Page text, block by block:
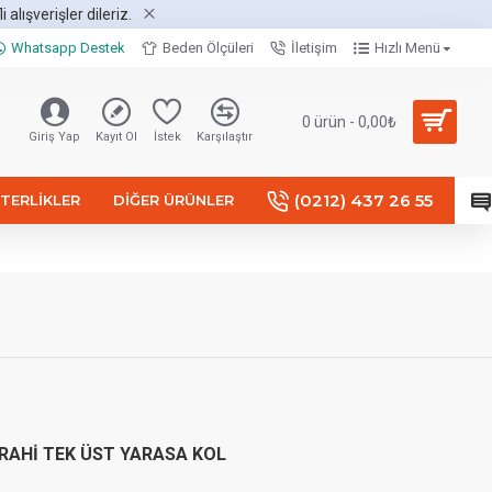
alışverişler dileriz.
Whatsapp Destek Beden Ölçüleri İletişim Hızlı Menü
Giriş Yap Kayıt Ol İstek Karşılaştır
0 ürün - 0,00₺
DIĞER ÜRÜNLER (0212) 437 26 55
TEK ÜST YARASA KOL